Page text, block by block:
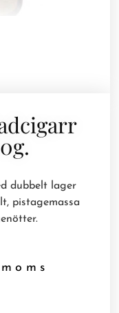
dubbelt lager
pistagemassa